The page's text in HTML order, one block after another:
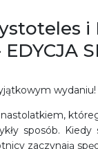
wydaniu!
sposób.
zaczynają